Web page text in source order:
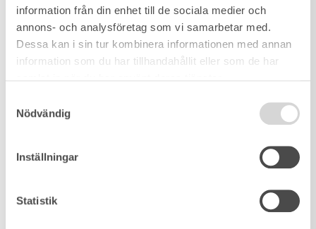
information från din enhet till de sociala medier och
annons- och analysföretag som vi samarbetar med.
Dessa kan i sin tur kombinera informationen med annan
information som du har tillhandahållit eller som de har
Nödvändig
Inställningar
Statistik